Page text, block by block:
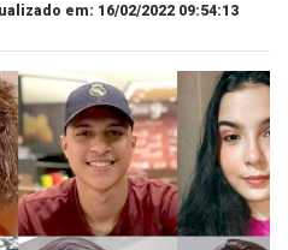
em: 16/02/2022 09:54:13